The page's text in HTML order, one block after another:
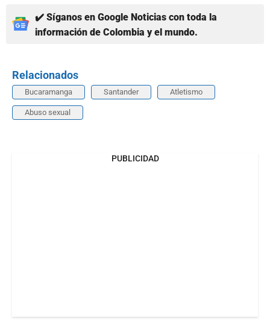
✔️ Síganos en Google Noticias con toda la
información de Colombia y el mundo.
Relacionados
Bucaramanga Santander Atletismo
Abuso sexual
PUBLICIDAD